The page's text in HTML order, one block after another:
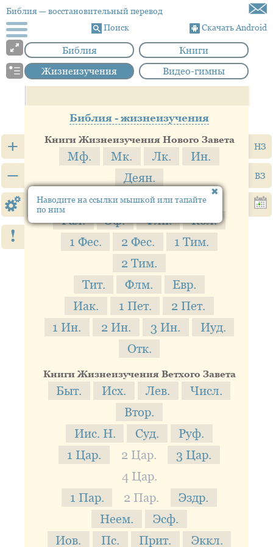
Библия— восстановительный перевод
Поиск
Скачать Android
Библия
Книги
Жизнеизучения
Видео-гимны
+
–
!
НЗ
ВЗ
Библия - жизнеизучения
Книги Жизнеизучения Нового Завета
Мф. Мк. Лк.
Ин.
Деян.
Рим.
1 Кор.
2 Кор.
Гал.
Эф. Флп.
Кол.
1 Фес.
2 Фес.
1 Тим.
2 Тим.
Тит.
Флм.
Евр.
Иак.
1 Пет.
2 Пет.
1 Ин.
2 Ин. 3 Ин.
Иуд.
Отк.
Книги Жизнеизучения Ветхого Завета
Быт. Исх. Лев.
Числ.
Втор.
Иис. Н.
Суд.
Руф.
1 Цар.
2 Цар.
3 Цар.
4 Цар.
1 Пар.
2 Пар.
Эздр.
Неем.
Эсф.
Иов.
Пс. Прит. Эккл.
Наводите на ссылки мышкой или тапайте
по ним